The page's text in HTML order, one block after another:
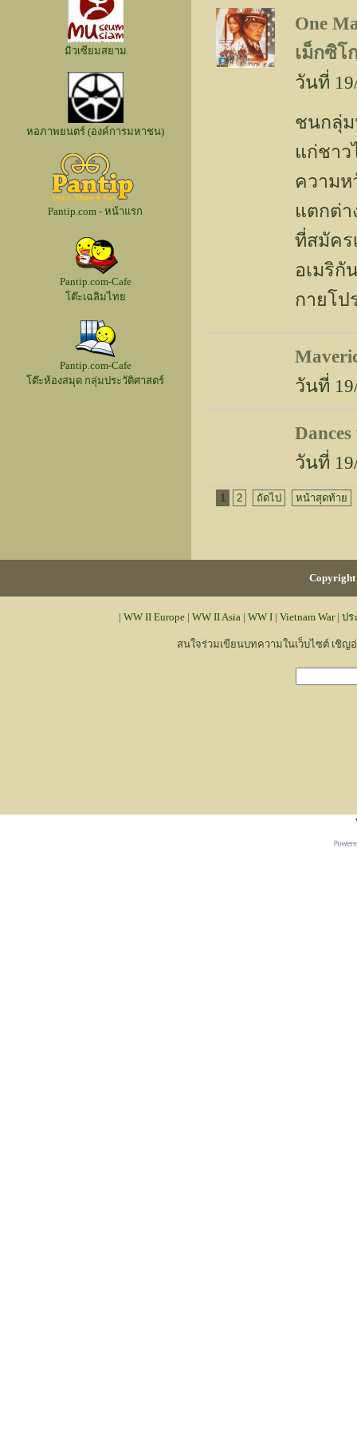
มิวเซียมสยาม
หอภาพยนตร์ (องค์การมหาชน)
Pantip.com - หน้าแรก
Pantip.com-Cafe
โต๊ะเฉลิมไทย
Pantip.com-Cafe
โต๊ะห้องสมุด กลุ่มประวัติศาสตร์
One
เม็กซิโ
วันที่
ชนกลุ่ม
แก่ชา
ความ
แตกต่า
ที่สมัคร
อเมริ
กายโ
วันที่
วันที่
1 2 ถัดไป หน้าสุดท้าย
Copyright
|WW II Europe |WW II Asia |WW I |Vietnam War|ปร
สนใจร่วมเขียนบทความในเว็บไซต์ เชิญ